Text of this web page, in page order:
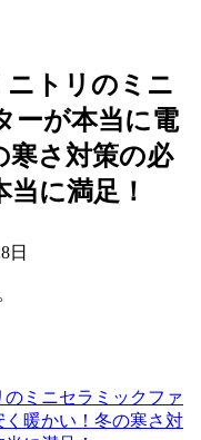
ニトリのミニ
ーが本当に電
寒さ対策の必
に満足！
日
ミニセラミックファ
暖かい！冬の寒さ対